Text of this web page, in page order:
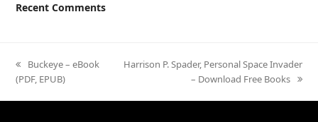
Recent Comments
previous
post:
Buckeye – eBook
(PDF, EPUB)
next
Harrison P. Spader, Personal Space Invader
– Download Free Books